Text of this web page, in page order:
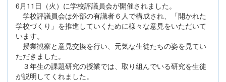
6月11日（火）に学校評議員会が開催されました。
学校評議員会は外部の有識者６人で構成され、「開かれた
学校づくり」を推進していくために様々な意見をいただいて
います。
授業観察と意見交換を行い、元気な生徒たちの姿を見てい
ただきました。
３年生の課題研究の授業では、取り組んでいる研究を生徒
が説明してくれました。